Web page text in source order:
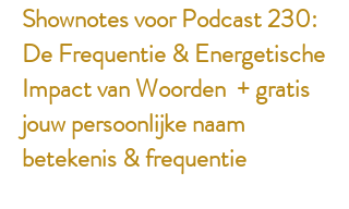
Shownotes voor Podcast 230:
De Frequentie & Energetische
Impact van Woorden + gratis
jouw persoonlijke naam
betekenis & frequentie